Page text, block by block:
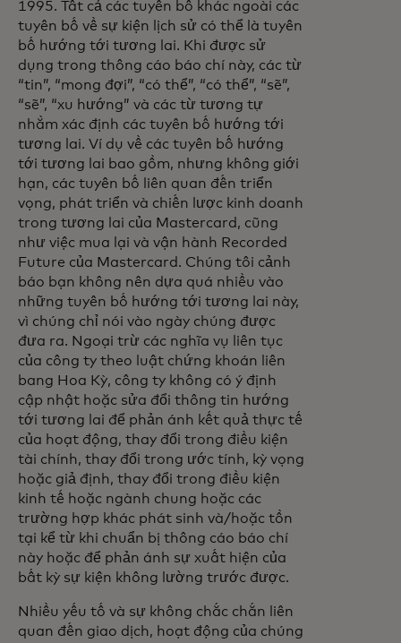
1995. Tất cả các tuyên bố khác ngoài các
tuyên bố về sự kiện lịch sử có thể là tuyên
bố hướng tới tương lai. Khi được sử
dụng trong thông cáo báo chí này, các từ
“tin”, “mong đợi”, “có thể”, “có thể”, “sẽ”,
“sẽ”, “xu hướng” và các từ tương tự
nhằm xác định các tuyên bố hướng tới
tương lai. Ví dụ về các tuyên bố hướng
tới tương lai bao gồm, nhưng không giới
hạn, các tuyên bố liên quan đến triển
vọng, phát triển và chiến lược kinh doanh
trong tương lai của Mastercard, cũng
như việc mua lại và vận hành Recorded
Future của Mastercard. Chúng tôi cảnh
báo bạn không nên dựa quá nhiều vào
những tuyên bố hướng tới tương lai này,
vì chúng chỉ nói vào ngày chúng được
đưa ra. Ngoại trừ các nghĩa vụ liên tục
của công ty theo luật chứng khoán liên
bang Hoa Kỳ, công ty không có ý định
cập nhật hoặc sửa đổi thông tin hướng
tới tương lai để phản ánh kết quả thực tế
của hoạt động, thay đổi trong điều kiện
tài chính, thay đổi trong ước tính, kỳ vọng
hoặc giả định, thay đổi trong điều kiện
kinh tế hoặc ngành chung hoặc các
trường hợp khác phát sinh và/hoặc tồn
tại kể từ khi chuẩn bị thông cáo báo chí
này hoặc để phản ánh sự xuất hiện của
bất kỳ sự kiện không lường trước được.
Nhiều yếu tố và sự không chắc chắn liên
quan đến giao dịch, hoạt động của chúng